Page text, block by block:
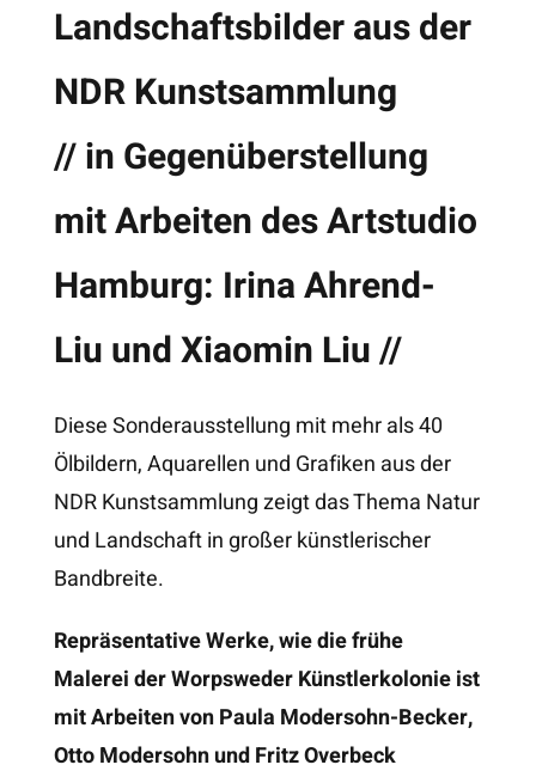
Landschaftsbilder aus der
NDR Kunstsammlung
// in Gegenüberstellung
mit Arbeiten des Artstudio
Hamburg: Irina Ahrend-
Liu und Xiaomin Liu //
Diese Sonderausstellung mit mehr als 40
Ölbildern, Aquarellen und Grafiken aus der
NDR Kunstsammlung zeigt das Thema Natur
und Landschaft in großer künstlerischer
Bandbreite.
Repräsentative Werke, wie die frühe
Malerei der Worpsweder Künstlerkolonie ist
mit Arbeiten von Paula Modersohn-Becker,
Otto Modersohn und Fritz Overbeck
Jonathan Meese
Ich war mit Jonathan in der
Grundklasse der HFBK Hamburg.
habe ich ein Objekt von Jonathan
gekauft und zu ihm sagt: Du wirst
bekannt werden! Jonathan war
damals etwas schüchtern und
antwortete: Du brauchst nicht
bezahlen, ich schenke es dir. Ich
aber sagte: Nein, nein, das sind 5
DM für dein Essen heute in der
sagten andere Leute zu mir:
„Warum hast Du nicht mehr
gekauft? Dann wäre deine
Altersversorgung schon sicher.“